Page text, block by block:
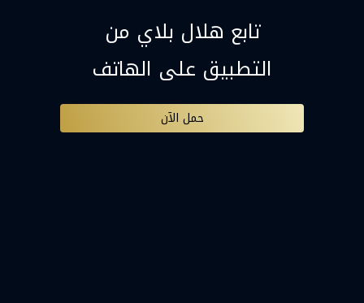
تابع هلال بلاي من
التطبيق على الهاتف
حمل الآن